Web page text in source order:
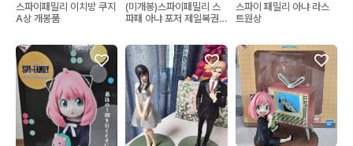
스파이패밀리 이치방 쿠지
A상 개봉품
(미개봉)스파이패밀리 스
파패 아냐 포저 제일복권
스파이 패밀리 아냐 라스
트원상